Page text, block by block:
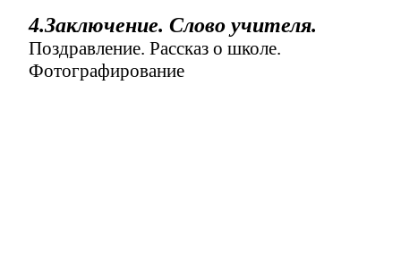
4.Заключение. Слово учителя.
Поздравление. Рассказ о школе.
Фотографирование